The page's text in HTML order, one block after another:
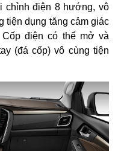
chỉnh điện 8 hướng, vô
tiện dụng tăng cảm giác
điện có thể mở và
(đá cốp) vô cùng tiện